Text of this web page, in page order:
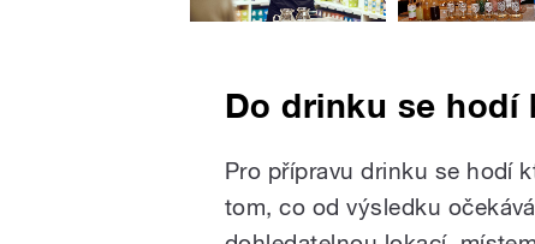
Do drinku se hodí
Pro přípravu drinku se hodí
tom, co od výsledku